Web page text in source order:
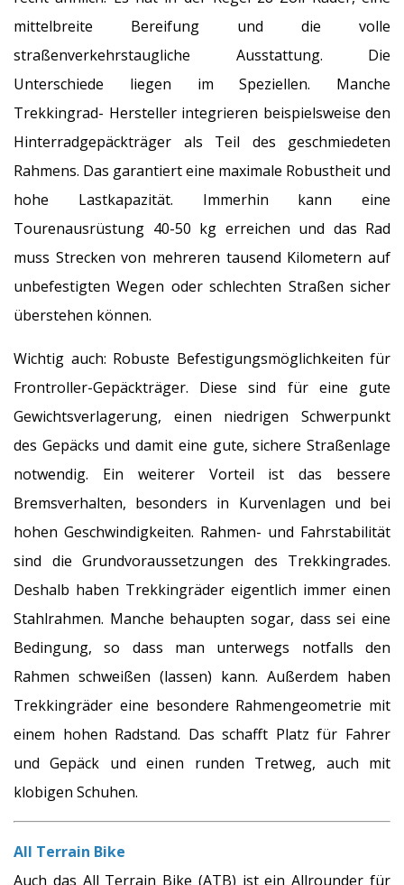
mittelbreite Bereifung und die volle
straßenverkehrstaugliche Ausstattung. Die
Unterschiede liegen im Speziellen. Manche
Trekkingrad- Hersteller integrieren beispielsweise den
Hinterradgepäckträger als Teil des geschmiedeten
Rahmens. Das garantiert eine maximale Robustheit und
hohe Lastkapazität. Immerhin kann eine
Tourenausrüstung 40-50 kg erreichen und das Rad
muss Strecken von mehreren tausend Kilometern auf
unbefestigten Wegen oder schlechten Straßen sicher
überstehen können.
Wichtig auch: Robuste Befestigungsmöglichkeiten für
Frontroller-Gepäckträger. Diese sind für eine gute
Gewichtsverlagerung, einen niedrigen Schwerpunkt
des Gepäcks und damit eine gute, sichere Straßenlage
notwendig. Ein weiterer Vorteil ist das bessere
Bremsverhalten, besonders in Kurvenlagen und bei
hohen Geschwindigkeiten. Rahmen- und Fahrstabilität
sind die Grundvoraussetzungen des Trekkingrades.
Deshalb haben Trekkingräder eigentlich immer einen
Stahlrahmen. Manche behaupten sogar, dass sei eine
Bedingung, so dass man unterwegs notfalls den
Rahmen schweißen (lassen) kann. Außerdem haben
Trekkingräder eine besondere Rahmengeometrie mit
einem hohen Radstand. Das schafft Platz für Fahrer
und Gepäck und einen runden Tretweg, auch mit
klobigen Schuhen.
All Terrain Bike
Auch das All Terrain Bike (ATB) ist ein Allrounder für